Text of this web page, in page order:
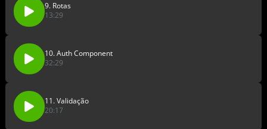
9. Rotas
13:29
10. Auth Component
32:29
11. Validação
20:17